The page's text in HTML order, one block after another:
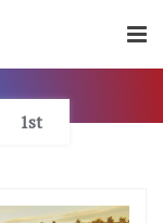
1st